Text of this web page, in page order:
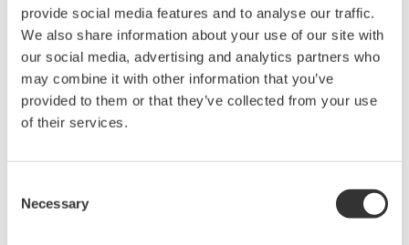
provide social media features and to analyse our traffic.
We also share information about your use of our site with
our social media, advertising and analytics partners who
may combine it with other information that you’ve
provided to them or that they’ve collected from your use
of their services.
Selection
Necessary
Interfaz del
Velocidad de
conexión
9.600 bps a 57.600 bps
(compatible con RS485)
Longitud del
cable
Máx. 20 m
Tensión de
3.3 V± 10%
Configuración
intrínseca y protección